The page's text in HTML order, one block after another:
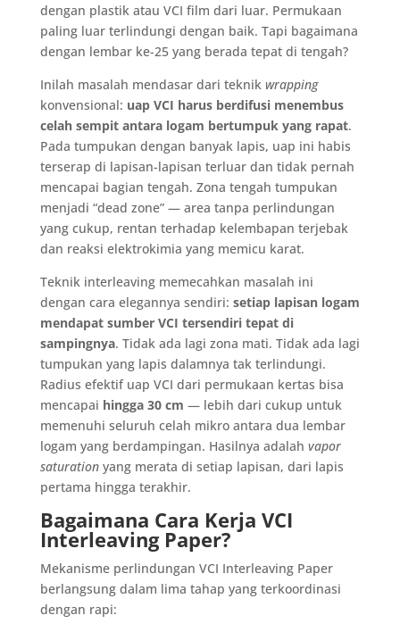
dengan plastik atau VCI film dari luar. Permukaan
paling luar terlindungi dengan baik. Tapi bagaimana
dengan lembar ke-25 yang berada tepat di tengah?
Inilah masalah mendasar dari teknik wrapping
konvensional: uap VCI harus berdifusi menembus
celah sempit antara logam bertumpuk yang rapat.
Pada tumpukan dengan banyak lapis, uap ini habis
terserap di lapisan-lapisan terluar dan tidak pernah
mencapai bagian tengah. Zona tengah tumpukan
menjadi “dead zone” — area tanpa perlindungan
yang cukup, rentan terhadap kelembapan terjebak
dan reaksi elektrokimia yang memicu karat.
Teknik interleaving memecahkan masalah ini
dengan cara elegannya sendiri: setiap lapisan logam
mendapat sumber VCI tersendiri tepat di
sampingnya. Tidak ada lagi zona mati. Tidak ada lagi
tumpukan yang lapis dalamnya tak terlindungi.
Radius efektif uap VCI dari permukaan kertas bisa
mencapai hingga 30 cm — lebih dari cukup untuk
memenuhi seluruh celah mikro antara dua lembar
logam yang berdampingan. Hasilnya adalah vapor
saturationyang merata di setiap lapisan, dari lapis
pertama hingga terakhir.
Bagaimana Cara Kerja VCI
Interleaving Paper?
Mekanisme perlindungan VCI Interleaving Paper
berlangsung dalam lima tahap yang terkoordinasi
dengan rapi: